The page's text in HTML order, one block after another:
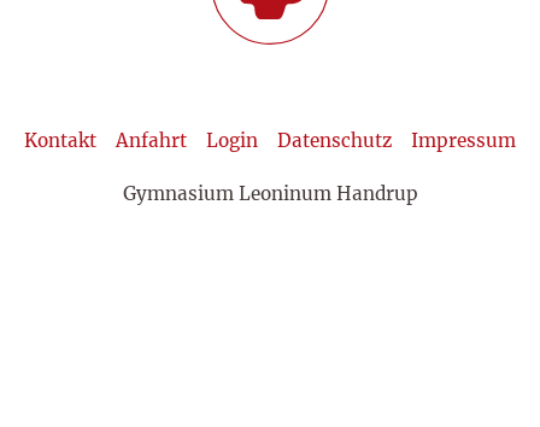
Kontakt Anfahrt Login Datenschutz Impressum
Gymnasium Leoninum Handrup